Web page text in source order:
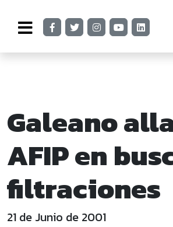
Galeano
AFIP en
filtraciones
21 de Junio de 2001